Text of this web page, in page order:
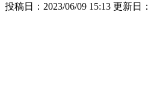
投稿日：2023/06/09 15:13 更新日：